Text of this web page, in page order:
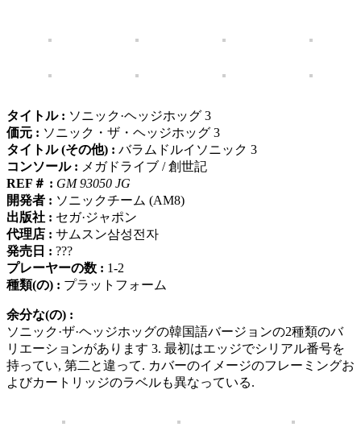
タイトル : ソニック·ヘッジホッグ 3
価元 : ソニック・ザ・ヘッジホッグ 3
タイトル (その他) : バラムドルイソニック 3
コンソール : メガドライブ / 創世記
REF＃ : GM 93050 JG
開発者 : ソニックチーム (AM8)
出版社 : セガ·ジャポン
代理店 : サムスン삼성전자
発売日 : ???
プレーヤーの数 : 1-2
種類(の) : プラットフォーム
余分な(の) :
ソニック·ザ·ヘッジホッグの韓国語バージョンの2種類のバ
リエーションがあります 3. 最初はエッジでシリアル番号を
持ってい, 第二と違って. カバーのイメージのフレーミングお
よびカートリッジのラベルも異なっている.